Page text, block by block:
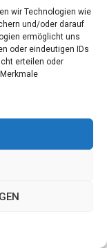
wir Technologien wie
und/oder darauf
ermöglicht uns
oder eindeutigen IDs
erteilen oder
dazu auffordern,
und die Jagd
dem Mond
den
Stretch-Ziele,